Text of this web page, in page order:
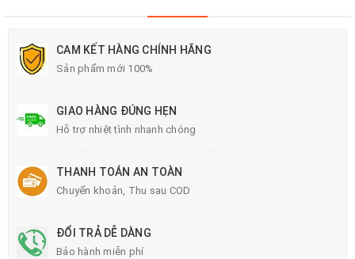
CAM KẾT HÀNG CHÍNH HÃNG
Sản phẩm mới 100%
GIAO HÀNG ĐÚNG HẸN
Hỗ trợ nhiệt tình nhanh chóng
THANH TOÁN AN TOÀN
Chuyển khoản, Thu sau COD
ĐỔI TRẢ DỄ DÀNG
Bảo hành miễn phí